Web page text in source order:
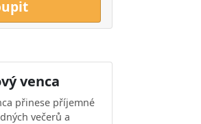
venca
přinese příjemné
večerů a